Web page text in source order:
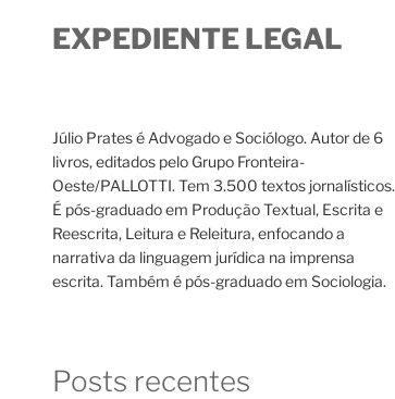
EXPEDIENTE LEGAL
Júlio Prates é Advogado e Sociólogo. Autor de 6
livros, editados pelo Grupo Fronteira-
Oeste/PALLOTTI. Tem 3.500 textos jornalísticos.
É pós-graduado em Produção Textual, Escrita e
Reescrita, Leitura e Releitura, enfocando a
narrativa da linguagem jurídica na imprensa
escrita. Também é pós-graduado em Sociologia.
Posts recentes